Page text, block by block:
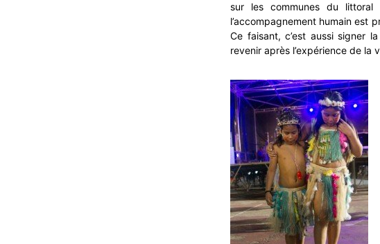
sur les communes du
l’accompagnement humain est
Ce faisant, c’est aussi signer
revenir après l’expérience de la